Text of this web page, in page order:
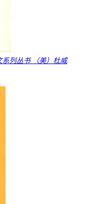
列丛书 （美）杜威